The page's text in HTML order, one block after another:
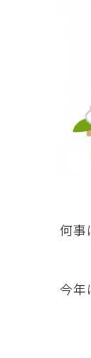
何事
今年